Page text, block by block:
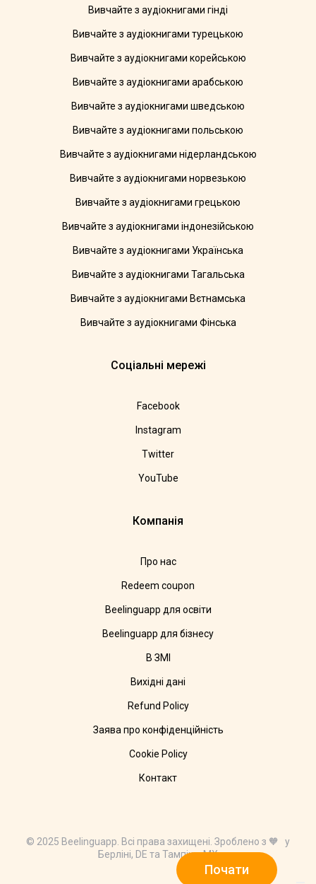
Почати
Вивчайте з аудіокнигами гінді
Вивчайте з аудіокнигами турецькою
Вивчайте з аудіокнигами корейською
Вивчайте з аудіокнигами арабською
Вивчайте з аудіокнигами шведською
Вивчайте з аудіокнигами польською
Вивчайте з аудіокнигами нідерландською
Вивчайте з аудіокнигами норвезькою
Вивчайте з аудіокнигами грецькою
Вивчайте з аудіокнигами індонезійською
Вивчайте з аудіокнигами Українська
Вивчайте з аудіокнигами Тагальська
Вивчайте з аудіокнигами Вєтнамська
Вивчайте з аудіокнигами Фінська
Соціальні мережі
Facebook
Instagram
Twitter
YouTube
Компанія
Про нас
Redeem coupon
Beelinguapp для освіти
Beelinguapp для бізнесу
В ЗМІ
Вихідні дані
Refund Policy
Заява про конфіденційність
Cookie Policy
Контакт
© 2025 Beelinguapp. Всі права захищені. Зроблено з 🧡 у
Берліні, DE та Тампіко, MX